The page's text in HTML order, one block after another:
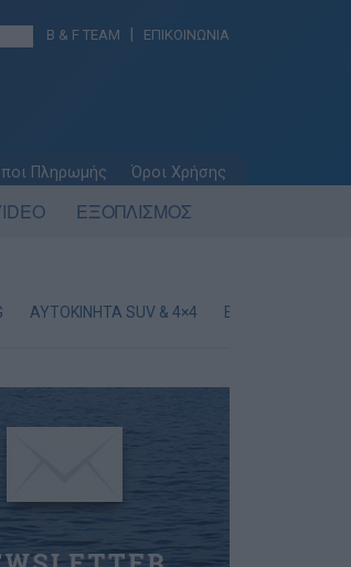
B & F TEAM ΕΠΙΚΟΙΝΩΝΙΑ
Πληρωμής Όροι Χρήσης
ΕΞΟΠΛΙΣΜΟΣ
AYTOKINHTA SUV & 4×4 ΕΝΗΜΕΡΩΣΗ